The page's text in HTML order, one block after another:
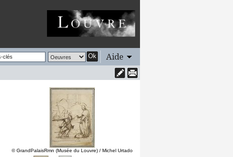
Ok Aide
© GrandPalaisRmn (Musée du Louvre) / Michel Urtado